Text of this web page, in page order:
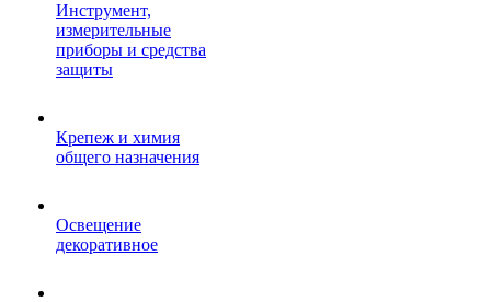
Инструмент,
измерительные
приборы и средства
защиты
Крепеж и химия
общего назначения
Освещение
декоративное